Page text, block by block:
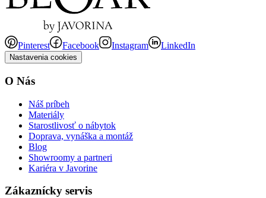
Pinterest Facebook Instagram LinkedIn
Nastavenia cookies
O Nás
Náš príbeh
Materiály
Starostlivosť o nábytok
Doprava, vynáška a montáž
Blog
Showroomy a partneri
Kariéra v Javorine
Zákaznícky servis